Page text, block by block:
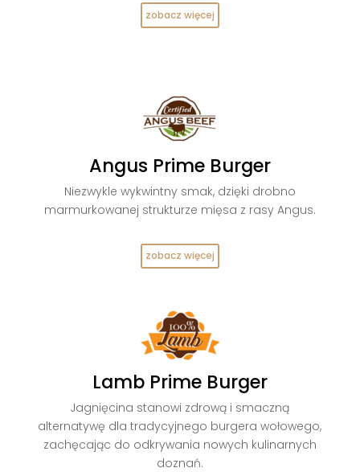
zobacz więcej
Angus Prime Burger
Niezwykle wykwintny smak, dzięki drobno
marmurkowanej strukturze mięsa z rasy Angus.
zobacz więcej
Lamb Prime Burger
Jagnięcina stanowi zdrową i smaczną
alternatywę dla tradycyjnego burgera wołowego,
zachęcając do odkrywania nowych kulinarnych
doznań.